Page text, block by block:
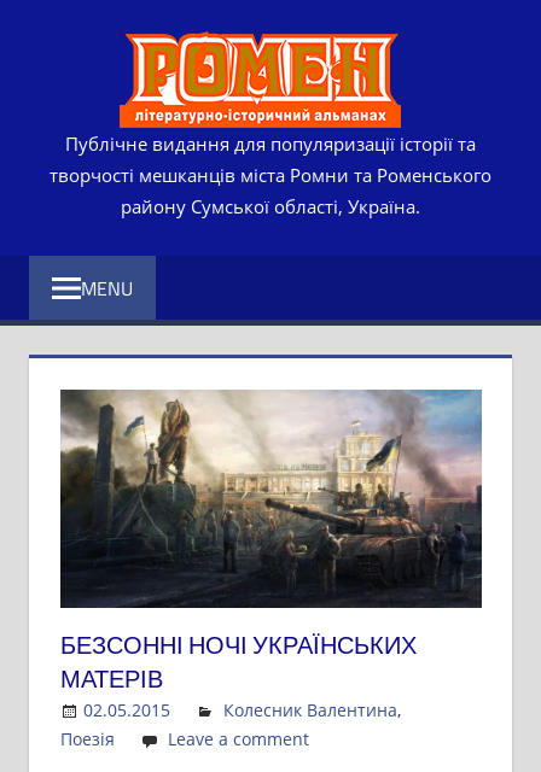
Публічне видання для популяризації історії та
творчості мешканців міста Ромни та Роменського
району Сумської області, Україна.
MENU
БЕЗСОННІ НОЧІ УКРАЇНСЬКИХ
МАТЕРІВ
02.05.2015 Admin
Колесник Валентина,
Поезія
Leave a comment